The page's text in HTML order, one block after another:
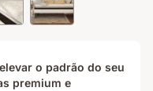
o padrão do seu
premium e